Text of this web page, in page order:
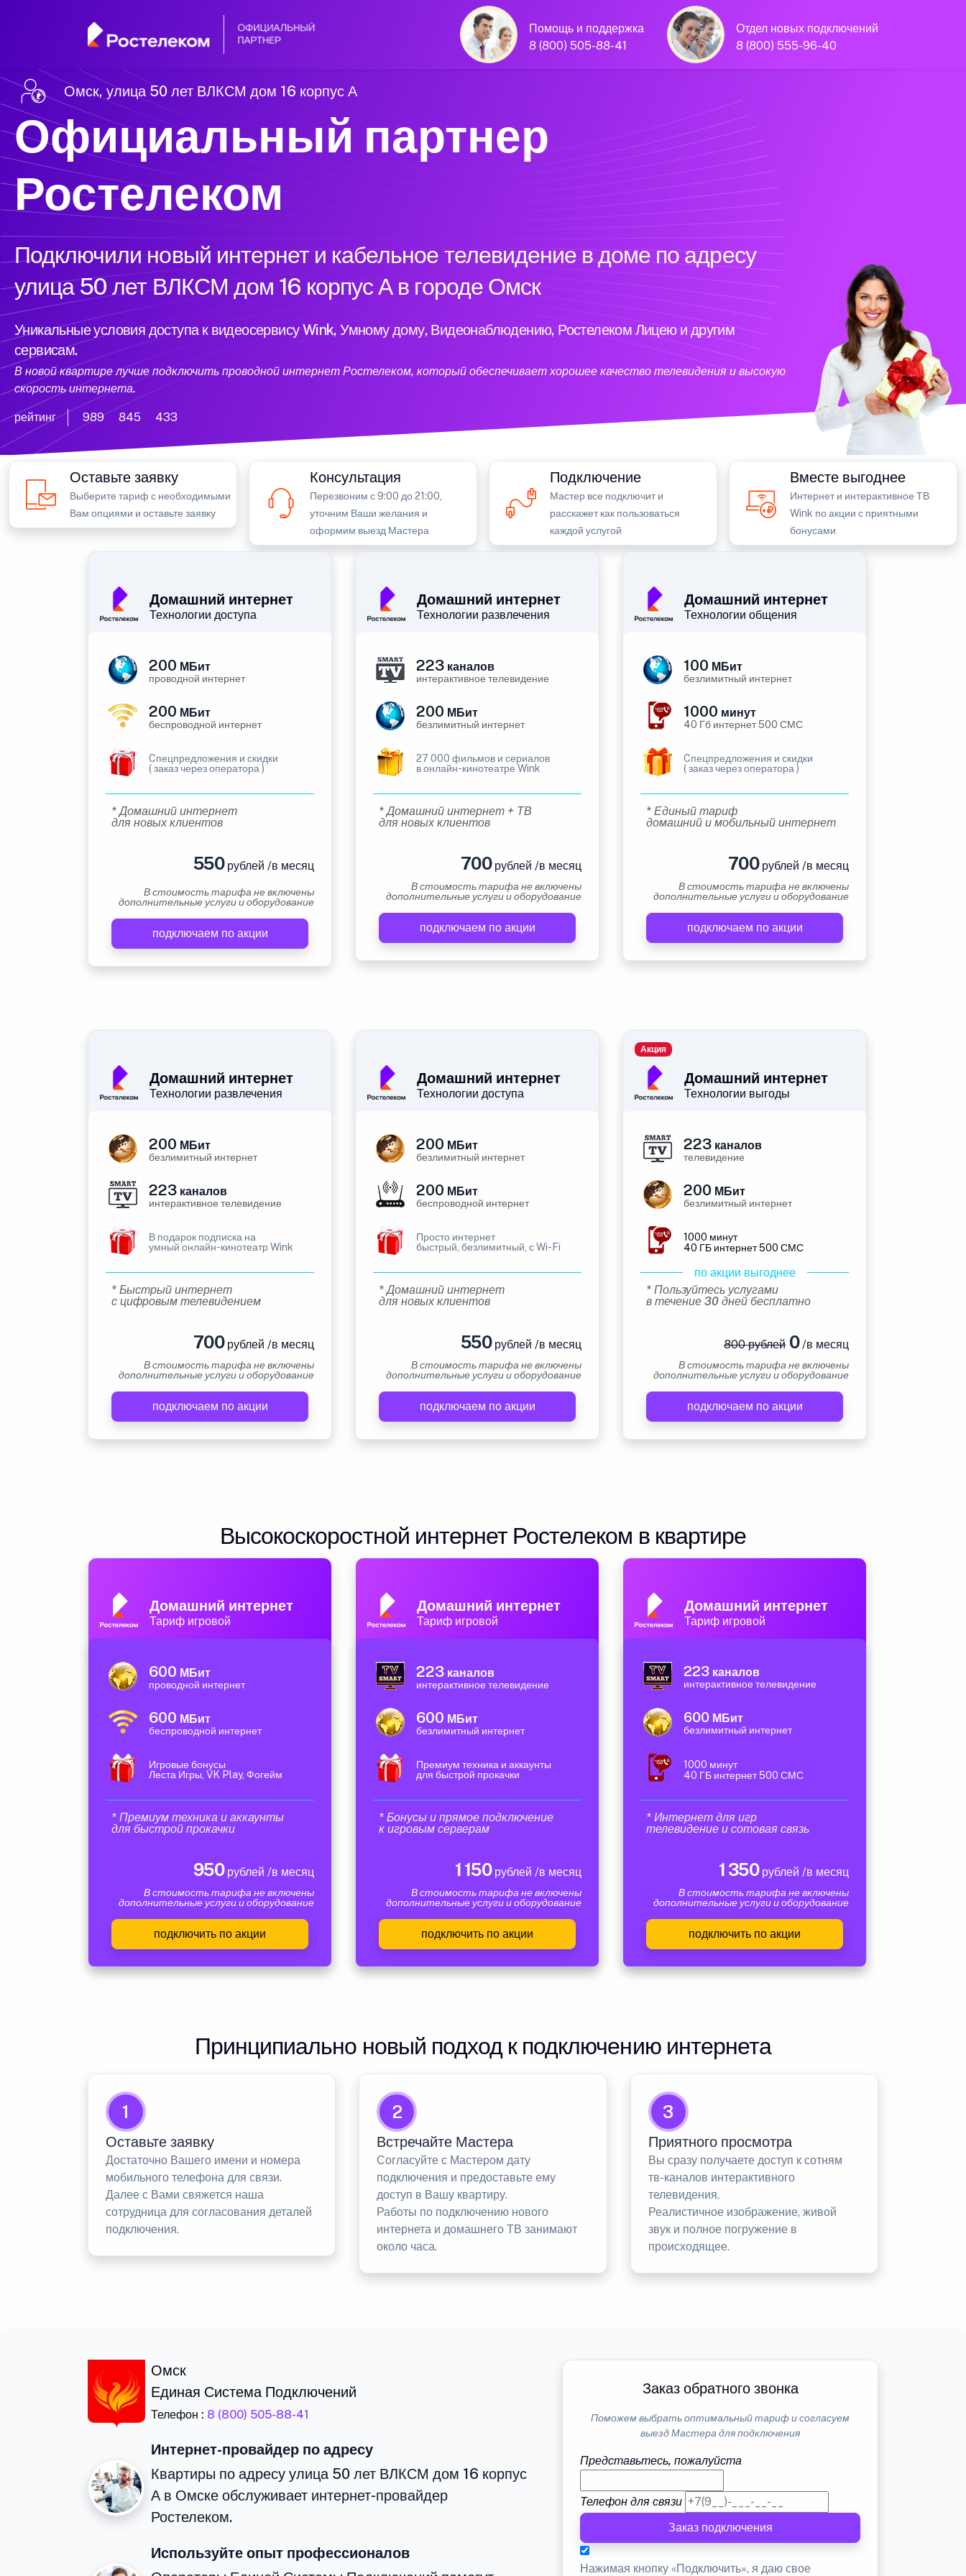
Помощь и поддержка
8 (800) 505-88-41
Отдел новых подключений
8 (800) 555-96-40
Омск, улица 50 лет ВЛКСМ дом 16 корпус А
Официальный партнер
Ростелеком
Подключили новый интернет и кабельное телевидение в доме по адресу
улица 50 лет ВЛКСМ дом 16 корпус А в городе Омск
Уникальные условия доступа к видеосервису Wink, Умному дому, Видеонаблюдению, Ростелеком Лицею и другим
сервисам.
В новой квартире лучше подключить проводной интернет Ростелеком, который обеспечивает хорошее качество телевидения и высокую
скорость интернета.
рейтинг 989 845 433
Оставьте заявку
Выберите тариф с необходимыми
Вам опциями и оставьте заявку
Консультация
Перезвоним с 9:00 до 21:00,
уточним Ваши желания и
оформим выезд Мастера
Подключение
Мастер все подключит и
расскажет как пользоваться
каждой услугой
Вместе выгоднее
Интернет и интерактивное ТВ
Wink по акции с приятными
бонусами
Домашний интернет
Технологии доступа
200 МБит
проводной интернет
200 МБит
беспроводной интернет
Cпецпредложения и скидки
( заказ через оператора )
* Домашний интернет
для новых клиентов
550рублей /в месяц
В стоимость тарифа не включены
дополнительные услуги и оборудование
подключаем по акции
Домашний интернет
Технологии развлечения
223 каналов
интерактивное телевидение
200 МБит
безлимитный интернет
27 000 фильмов и сериалов
в онлайн-кинотеатре Wink
* Домашний интернет + ТВ
для новых клиентов
700рублей /в месяц
В стоимость тарифа не включены
дополнительные услуги и оборудование
подключаем по акции
Домашний интернет
Технологии общения
100 МБит
безлимитный интернет
1000 минут
40 Гб интернет 500 СМС
Cпецпредложения и скидки
( заказ через оператора )
* Единый тариф
домашний и мобильный интернет
700рублей /в месяц
В стоимость тарифа не включены
дополнительные услуги и оборудование
подключаем по акции
Домашний интернет
Технологии развлечения
200 МБит
безлимитный интернет
223 каналов
интерактивное телевидение
В подарок подписка на
умный онлайн-кинотеатр Wink
* Быстрый интернет
с цифровым телевидением
700рублей /в месяц
В стоимость тарифа не включены
дополнительные услуги и оборудование
подключаем по акции
Домашний интернет
Технологии доступа
200 МБит
безлимитный интернет
200 МБит
беспроводной интернет
Просто интернет
быстрый, безлимитный, с Wi-Fi
* Домашний интернет
для новых клиентов
550рублей /в месяц
В стоимость тарифа не включены
дополнительные услуги и оборудование
подключаем по акции
Домашний интернет
Технологии выгоды
Акция
223 каналов
телевидение
200 МБит
безлимитный интернет
1000 минут
40 ГБ интернет 500 СМС
по акции выгоднее
* Пользуйтесь услугами
в течение 30 дней бесплатно
800 рублей0/в месяц
В стоимость тарифа не включены
дополнительные услуги и оборудование
подключаем по акции
Высокоскоростной интернет Ростелеком в квартире
Домашний интернет
Тариф игровой
600 МБит
проводной интернет
600 МБит
беспроводной интернет
Игровые бонусы
Леста Игры, VK Play, Фогейм
* Премиум техника и аккаунты
для быстрой прокачки
950рублей /в месяц
В стоимость тарифа не включены
дополнительные услуги и оборудование
подключить по акции
Домашний интернет
Тариф игровой
223 каналов
интерактивное телевидение
600 МБит
безлимитный интернет
Премиум техника и аккаунты
для быстрой прокачки
* Бонусы и прямое подключение
к игровым серверам
1 150рублей /в месяц
В стоимость тарифа не включены
дополнительные услуги и оборудование
подключить по акции
Домашний интернет
Тариф игровой
223 каналов
интерактивное телевидение
600 МБит
безлимитный интернет
1000 минут
40 ГБ интернет 500 СМС
* Интернет для игр
телевидение и сотовая связь
1 350рублей /в месяц
В стоимость тарифа не включены
дополнительные услуги и оборудование
подключить по акции
Принципиально новый подход к подключению интернета
1
Оставьте заявку
Достаточно Вашего имени и номера
мобильного телефона для связи.
Далее с Вами свяжется наша
сотрудница для согласования деталей
подключения.
2
Встречайте Мастера
Согласуйте с Мастером дату
подключения и предоставьте ему
доступ в Вашу квартиру.
Работы по подключению нового
интернета и домашнего ТВ занимают
около часа.
3
Приятного просмотра
Вы сразу получаете доступ к сотням
тв-каналов интерактивного
телевидения.
Реалистичное изображение, живой
звук и полное погружение в
происходящее.
Омск
Единая Система Подключений
Телефон : 8 (800) 505-88-41
Интернет-провайдер по адресу
Квартиры по адресу улица 50 лет ВЛКСМ дом 16 корпус
А в Омске обслуживает интернет-провайдер
Ростелеком.
Используйте опыт профессионалов
Заказ обратного звонка
Поможем выбрать оптимальный тариф и согласуем
выезд Мастера для подключения
Представьтесь, пожалуйста
Телефон для связи
Заказ подключения
Нажимая кнопку «Подключить», я даю свое